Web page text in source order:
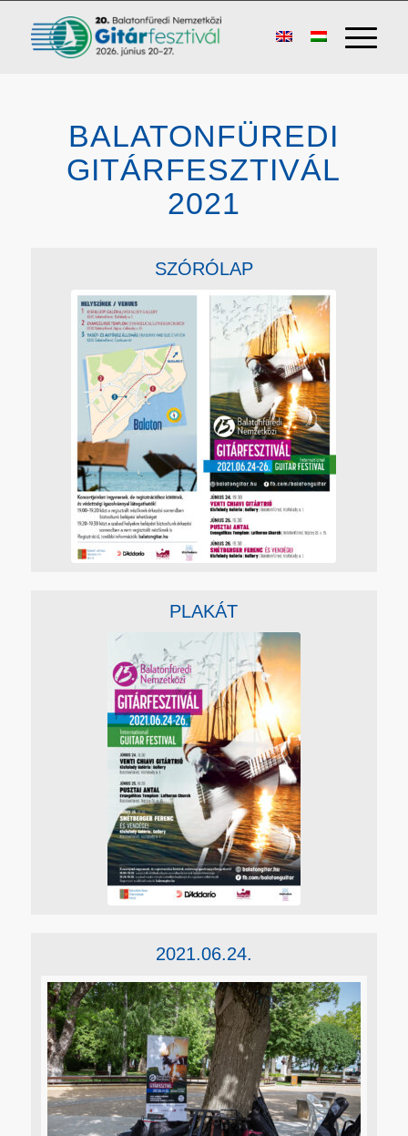
BALATONFÜREDI
GITÁRFESZTIVÁL
2021
SZÓRÓLAP
PLAKÁT
2021.06.24.